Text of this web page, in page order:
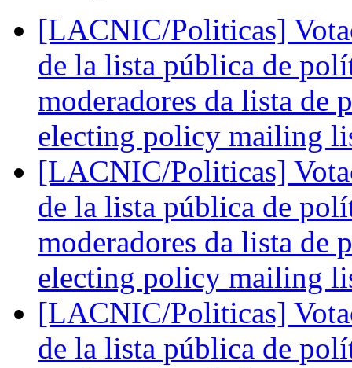
[LACNIC/Politicas]
de la lista pública de
moderadores da lista
electing policy mailing
[LACNIC/Politicas]
de la lista pública de
moderadores da lista
electing policy mailing
[LACNIC/Politicas]
de la lista pública de